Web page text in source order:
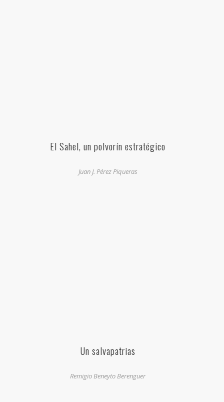
El Sahel, un polvorín estratégico
Juan J. Pérez Piqueras
Un salvapatrias
Remigio Beneyto Berenguer